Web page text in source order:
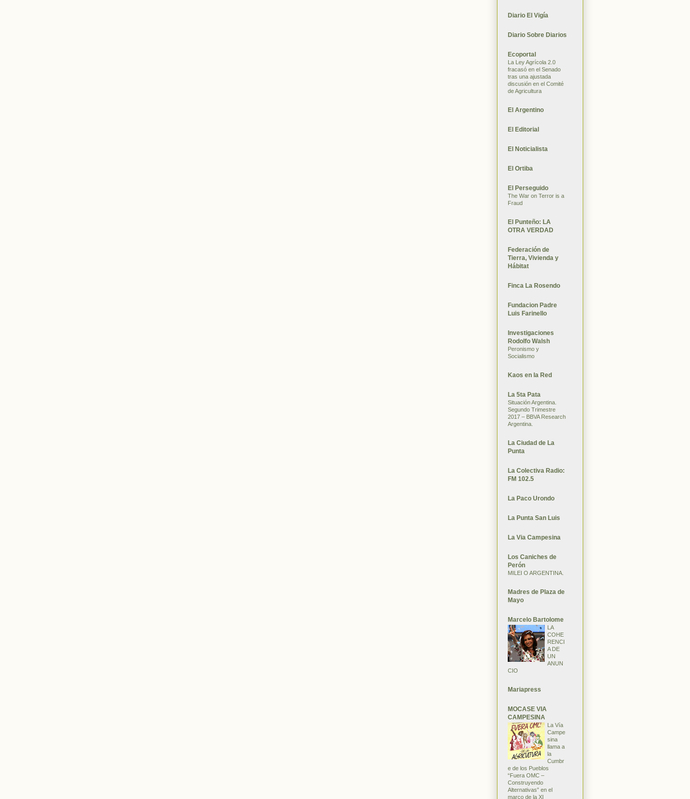
Diario El Vigía
Diario Sobre Diarios
Ecoportal
La Ley Agrícola 2.0
fracasó en el Senado
tras una ajustada
discusión en el Comité
de Agricultura
El Argentino
El Editorial
El Noticialista
El Ortiba
El Perseguido
The War on Terror is a
Fraud
El Punteño: LA
OTRA VERDAD
Federación de
Tierra, Vivienda y
Hábitat
Finca La Rosendo
Fundacion Padre
Luis Farinello
Investigaciones
Rodolfo Walsh
Peronismo y
Socialismo
Kaos en la Red
La 5ta Pata
Situación Argentina.
Segundo Trimestre
2017 – BBVA Research
Argentina.
La Ciudad de La
Punta
La Colectiva Radio:
FM 102.5
La Paco Urondo
La Punta San Luis
La Via Campesina
Los Caniches de
Perón
MILEI O ARGENTINA.
Madres de Plaza de
Mayo
Marcelo Bartolome
LA
COHE
RENCI
A DE
UN
ANUN
CIO
Mariapress
MOCASE VIA
CAMPESINA
La Vía
Campe
sina
llama a
la
Cumbr
e de los Pueblos
“Fuera OMC –
Construyendo
Alternativas” en el
marco de la XI